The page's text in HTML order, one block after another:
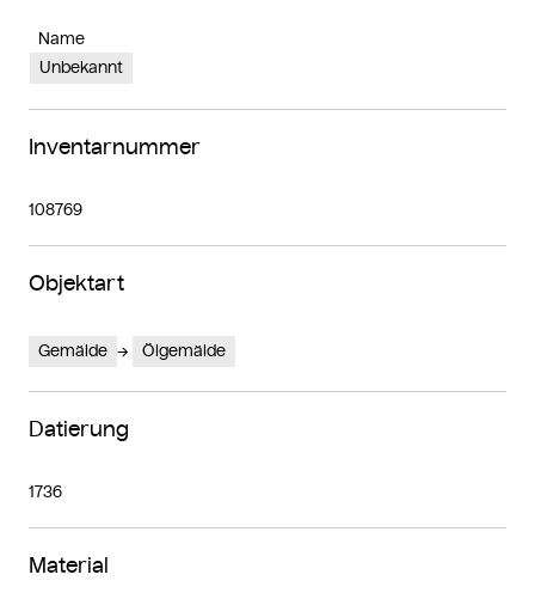
Name
Unbekannt
Inventarnummer
108769
Objektart
Gemälde Ölgemälde
Datierung
1736
Material